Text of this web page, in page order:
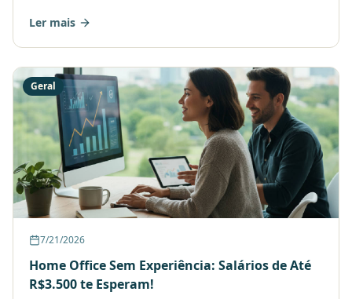
valori
Ler mais
Geral
7/21/2026
Home Office Sem Experiência: Salários de Até
R$3.500 te Esperam!